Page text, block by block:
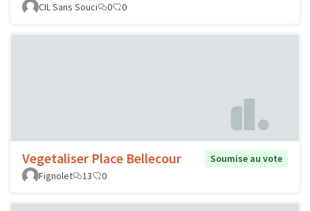
CIL Sans Souci
0 0
Vegetaliser Place Bellecour
Soumise au vote
Fignolet
13 0